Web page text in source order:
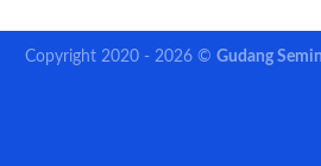
Copyright 2020 - 2026 © Gudang